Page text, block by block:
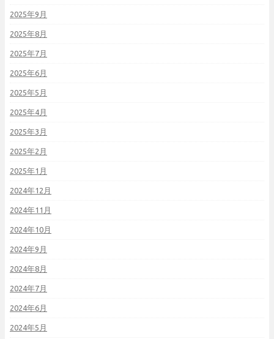
2025年9月
2025年8月
2025年7月
2025年6月
2025年5月
2025年4月
2025年3月
2025年2月
2025年1月
2024年12月
2024年11月
2024年10月
2024年9月
2024年8月
2024年7月
2024年6月
2024年5月